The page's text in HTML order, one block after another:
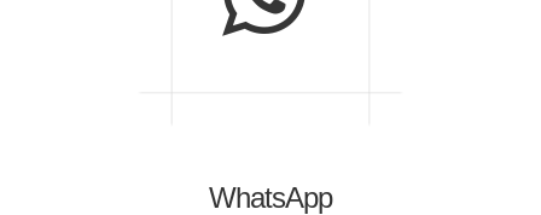
WhatsApp